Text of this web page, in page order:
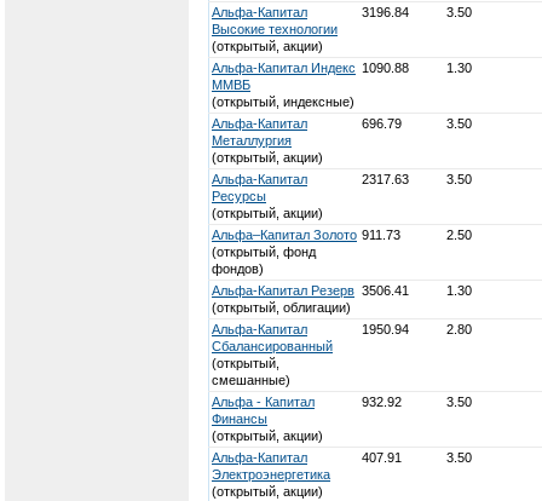
Альфа-Капитал
Высокие технологии
(открытый, акции)
3196.84 3.50
Альфа-Капитал Индекс
ММВБ
(открытый, индексные)
1090.88 1.30
Альфа-Капитал
Металлургия
(открытый, акции)
696.79 3.50
Альфа-Капитал
Ресурсы
(открытый, акции)
2317.63 3.50
Альфа–Капитал Золото
(открытый, фонд
фондов)
911.73 2.50
Альфа-Капитал Резерв
(открытый, облигации)
3506.41 1.30
Альфа-Капитал
Сбалансированный
(открытый,
смешанные)
1950.94 2.80
Альфа - Капитал
Финансы
(открытый, акции)
932.92 3.50
Альфа-Капитал
Электроэнергетика
(открытый, акции)
407.91 3.50